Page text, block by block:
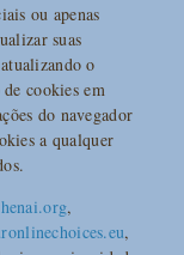
ou apenas
suas
o
cookies em
do navegador
a qualquer
,
,